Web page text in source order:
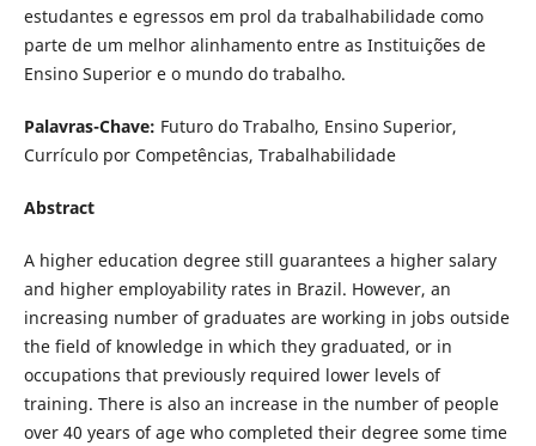
estudantes e egressos em prol da trabalhabilidade como
parte de um melhor alinhamento entre as Instituições de
Ensino Superior e o mundo do trabalho.
Palavras-Chave: Futuro do Trabalho, Ensino Superior,
Currículo por Competências, Trabalhabilidade
Abstract
A higher education degree still guarantees a higher salary
and higher employability rates in Brazil. However, an
increasing number of graduates are working in jobs outside
the field of knowledge in which they graduated, or in
occupations that previously required lower levels of
training. There is also an increase in the number of people
over 40 years of age who completed their degree some time